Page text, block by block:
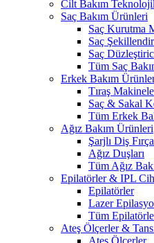
Cilt Bakım
Saç Bakım Ürünleri
Saç Kurutma
Saç
Saç
Tüm Saç
Erkek Bakım
Tıraş
Saç & Sakal
Tüm Erkek
Ağız Bakım Ürünleri
Şarjlı Diş
Ağız Duşları
Tüm Ağız
Epilatörler & IPL
Epilatörler
Lazer
Tüm
Ateş Ölçerler &
Ateş Ölçerler